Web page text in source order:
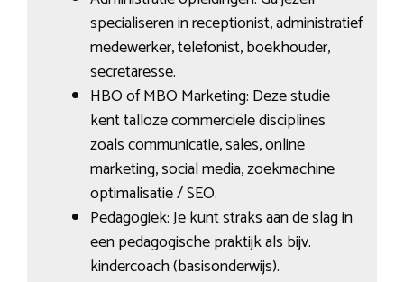
specialiseren in receptionist, administratief
medewerker, telefonist, boekhouder,
secretaresse.
HBO of MBO Marketing: Deze studie
kent talloze commerciële disciplines
zoals communicatie, sales, online
marketing, social media, zoekmachine
optimalisatie / SEO.
Pedagogiek: Je kunt straks aan de slag in
een pedagogische praktijk als bijv.
kindercoach (basisonderwijs).